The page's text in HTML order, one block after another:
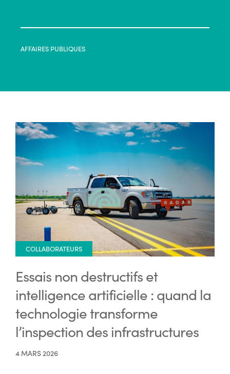
AFFAIRES PUBLIQUES
COLLABORATEURS
Essais non destructifs et
intelligence artificielle : quand la
technologie transforme
l’inspection des infrastructures
4 MARS 2026